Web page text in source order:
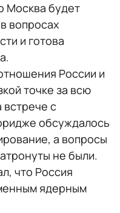
Москва будет
вопросах
и готова
России и
точке за всю
встрече с
обсуждалось
а вопросы
не были.
что Россия
ядерным